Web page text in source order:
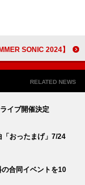
【SUMMER SONIC 2024】クリスティーナ・アギレラが17年ぶり来日、圧巻のステージは共に過ごした年月と自分を強くさせるメッセージを噛みしめる時間に
RELATED NEWS
イブ開催決定
おったまげ」7/24
合同イベントを10